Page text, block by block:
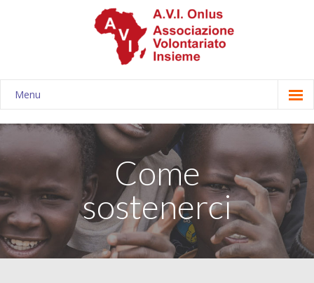
Menu
Associazione
-- Chi siamo
-- Storia
-- Statuto e bilanci
-- Consiglio direttivo
Come
sostenerci